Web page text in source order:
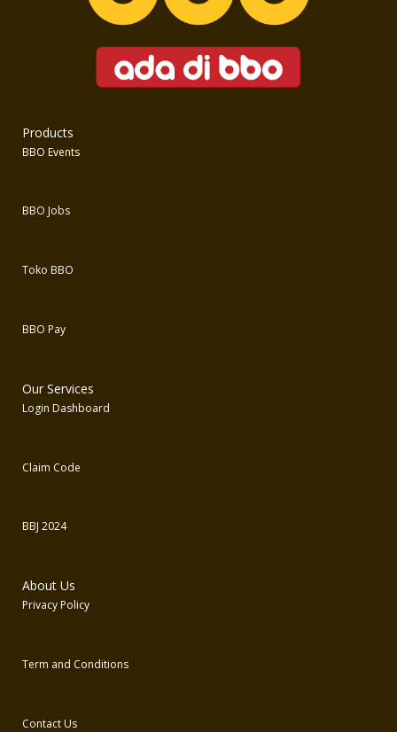
Products
BBO Events
BBO Jobs
Toko BBO
BBO Pay
Our Services
Login Dashboard
Claim Code
BBJ 2024
About Us
Privacy Policy
Term and Conditions
Contact Us